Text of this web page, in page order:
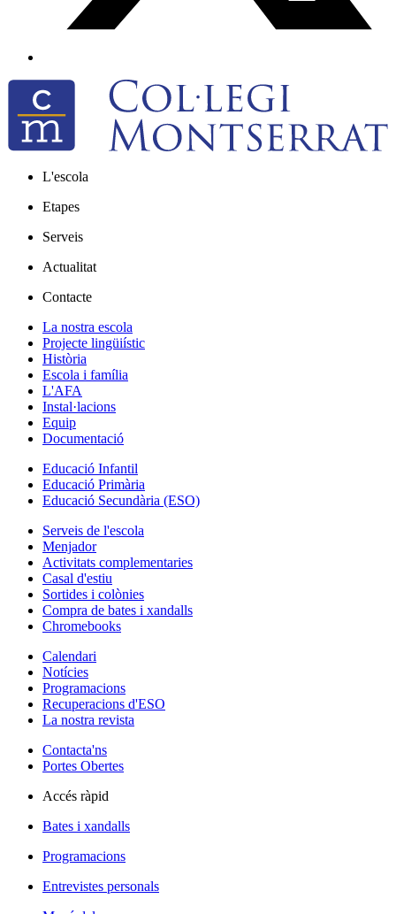
L'escola
Etapes
Serveis
Actualitat
Contacte
La nostra escola
Projecte lingüiístic
Història
Escola i família
L'AFA
Instal·lacions
Equip
Documentació
Educació Infantil
Educació Primària
Educació Secundària (ESO)
Serveis de l'escola
Menjador
Activitats complementaries
Casal d'estiu
Sortides i colònies
Compra de bates i xandalls
Chromebooks
Calendari
Notícies
Programacions
Recuperacions d'ESO
La nostra revista
Contacta'ns
Portes Obertes
Accés ràpid
Bates i xandalls
Programacions
Entrevistes personals